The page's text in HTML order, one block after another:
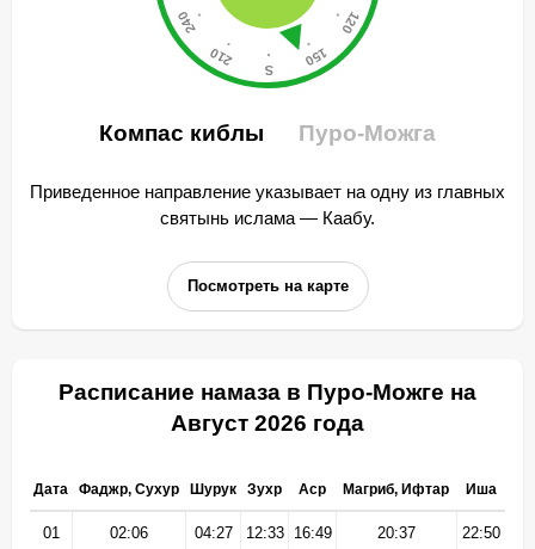
Компас киблы Пуро-Можга
Приведенное направление указывает на одну из главных
святынь ислама — Каабу.
Посмотреть на карте
Расписание намаза в Пуро-Можге на
Август 2026 года
Дата Фаджр, Сухур Шурук Зухр Аср Магриб, Ифтар Иша
01 02:06 04:27 12:33 16:49 20:37 22:50